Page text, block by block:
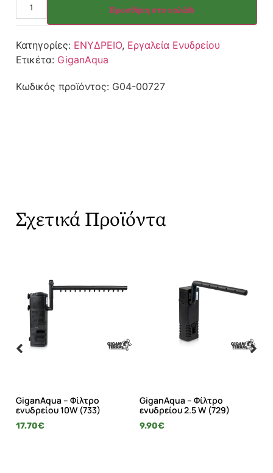
Προσθήκη στο καλάθι
Κατηγορίες: ΕΝΥΔΡΕΙΟ, Εργαλεία Ενυδρείου
Ετικέτα: GiganAqua
Κωδικός προϊόντος: G04-00727
Σχετικά Προϊόντα
GiganAqua – Φίλτρο
ενυδρείου 10W (733)
17.70€
GiganAqua – Φίλτρο
ενυδρείου 2.5 W (729)
9.90€